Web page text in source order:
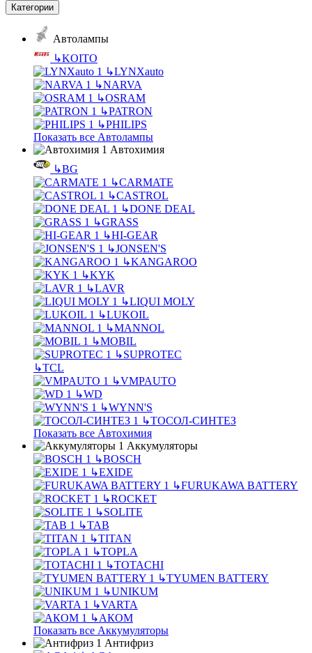
Категории
Автолампы
↳KOITO
↳LYNXauto
↳NARVA
↳OSRAM
↳PATRON
↳PHILIPS
Показать все Автолампы
Автохимия
↳BG
↳CARMATE
↳CASTROL
↳DONE DEAL
↳GRASS
↳HI-GEAR
↳JONSEN'S
↳KANGAROO
↳KYK
↳LAVR
↳LIQUI MOLY
↳LUKOIL
↳MANNOL
↳MOBIL
↳SUPROTEC
↳TCL
↳VMPAUTO
↳WD
↳WYNN'S
↳ТОСОЛ-СИНТЕЗ
Показать все Автохимия
Аккумуляторы
↳BOSCH
↳EXIDE
↳FURUKAWA BATTERY
↳ROCKET
↳SOLITE
↳TAB
↳TITAN
↳TOPLA
↳TOTACHI
↳TYUMEN BATTERY
↳UNIKUM
↳VARTA
↳АКОМ
Показать все Аккумуляторы
Антифриз